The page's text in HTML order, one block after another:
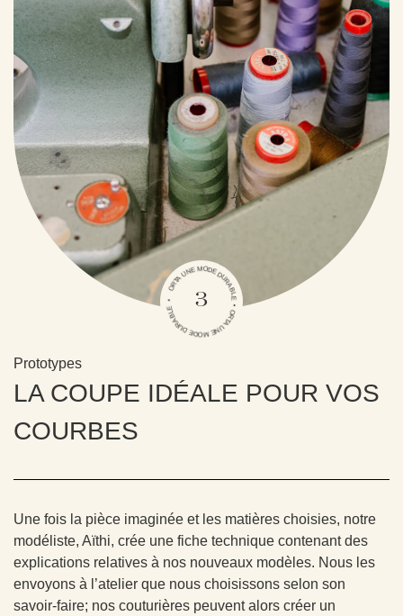
3
ORTA UNE MODE DURABLE • ORTA UNE MODE DURABLE •
Prototypes
LA COUPE IDÉALE POUR VOS
COURBES
Une fois la pièce imaginée et les matières choisies, notre
modéliste, Aïthi, crée une fiche technique contenant des
explications relatives à nos nouveaux modèles. Nous les
envoyons à l’atelier que nous choisissons selon son
savoir-faire; nos couturières peuvent alors créer un